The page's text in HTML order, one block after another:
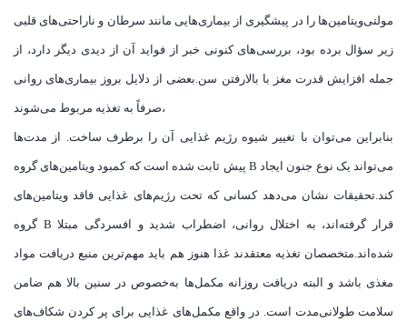
مولتی‌ویتامین‌ها را در پیشگیری از بیماری‌هایی مانند سرطان و ناراحتی‌های قلبی
زیر سؤال برده بود، بررسی‌های کنونی خبر از فواید آن از دیدی دیگر دارد، از
جمله افزایش قدرت مغز با بالارفتن سن.بعضی از دلایل بروز بیماری‌های روانی
صرفاً به تغذیه مربوط می‌شوند،
بنابراین می‌توان با تغییر شیوه رژیم غذایی آن را برطرف ساخت. از مدت‌ها
پیش ثابت شده است که کمبود ویتامین‌های گروه B می‌تواند یک نوع جنون ایجاد
کند.تحقیقات نشان می‌دهد کسانی که تحت رژیم‌های غذایی فاقد ویتامین‌های
گروه B قرار گرفته‌اند، به اختلال روانی، اضطراب شدید و افسردگی مبتلا
شده‌اند.متخصصان تغذیه معتقدند غذا هنوز هم باید مهم‌ترین منبع دریافت مواد
مغذی باشد و البته دریافت روزانه مکمل‌ها به‌خصوص در سنین بالا هم ضامن
سلامت طولانی‌مدت است. در واقع مکمل‌های غذایی برای پر کردن شکاف‌های